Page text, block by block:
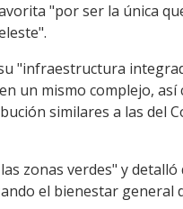
"por ser la única
"infraestructura
un mismo complejo,
similares a las del
zonas verdes" y detalló
el bienestar general